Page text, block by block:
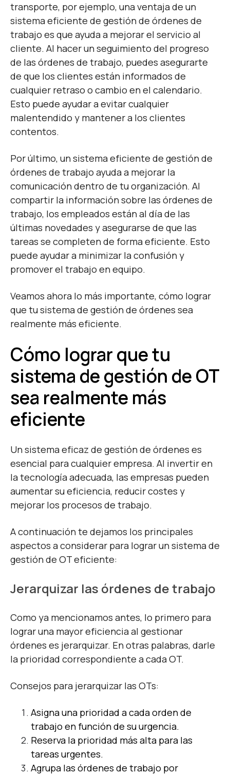
transporte, por ejemplo, una ventaja de un
sistema eficiente de gestión de órdenes de
trabajo es que ayuda a mejorar el servicio al
cliente. Al hacer un seguimiento del progreso
de las órdenes de trabajo, puedes asegurarte
de que los clientes están informados de
cualquier retraso o cambio en el calendario.
Esto puede ayudar a evitar cualquier
malentendido y mantener a los clientes
contentos.
Por último, un sistema eficiente de gestión de
órdenes de trabajo ayuda a mejorar la
comunicación dentro de tu organización. Al
compartir la información sobre las órdenes de
trabajo, los empleados están al día de las
últimas novedades y asegurarse de que las
tareas se completen de forma eficiente. Esto
puede ayudar a minimizar la confusión y
promover el trabajo en equipo.
Veamos ahora lo más importante, cómo lograr
que tu sistema de gestión de órdenes sea
realmente más eficiente.
Cómo lograr que tu
sistema de gestión de OT
sea realmente más
eficiente
Un sistema eficaz de gestión de órdenes es
esencial para cualquier empresa. Al invertir en
la tecnología adecuada, las empresas pueden
aumentar su eficiencia, reducir costes y
mejorar los procesos de trabajo.
A continuación te dejamos los principales
aspectos a considerar para lograr un sistema de
gestión de OT eficiente:
Jerarquizar las órdenes de trabajo
Como ya mencionamos antes, lo primero para
lograr una mayor eficiencia al gestionar
órdenes es jerarquizar. En otras palabras, darle
la prioridad correspondiente a cada OT.
Consejos para jerarquizar las OTs:
Asigna una prioridad a cada orden de
trabajo en función de su urgencia.
Reserva la prioridad más alta para las
tareas urgentes.
Agrupa las órdenes de trabajo por